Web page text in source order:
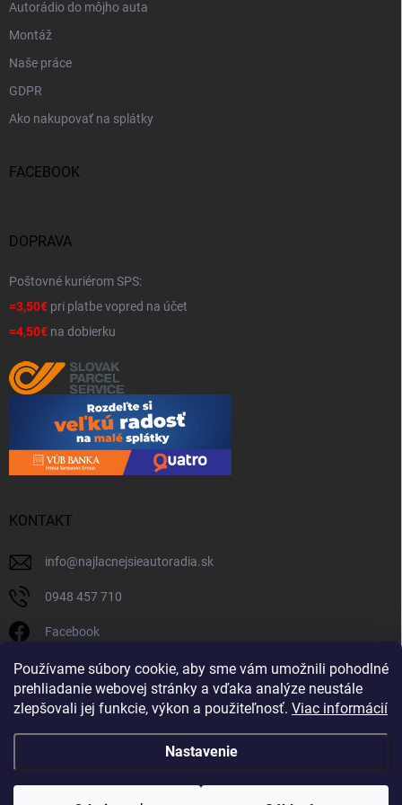
Používame súbory cookie, aby sme vám umožnili pohodlné
prehliadanie webovej stránky a vďaka analýze neustále
zlepšovali jej funkcie, výkon a použiteľnosť. Viac informácií
Nastavenie
Autorádio do môjho auta
Montáž
Naše práce
GDPR
Ako nakupovať na splátky
FACEBOOK
DOPRAVA
Poštovné kuriérom SPS:
=3,50€ pri platbe vopred na účet
=4,50€ na dobierku
KONTAKT
info@najlacnejsieautoradia.sk
0948 457 710
Facebook
najlacnejsieautoradia.sk
Youtube
Copyright 2026Najlacnejsieautoradia.sk. Všetky práva vyhradené.Upraviť